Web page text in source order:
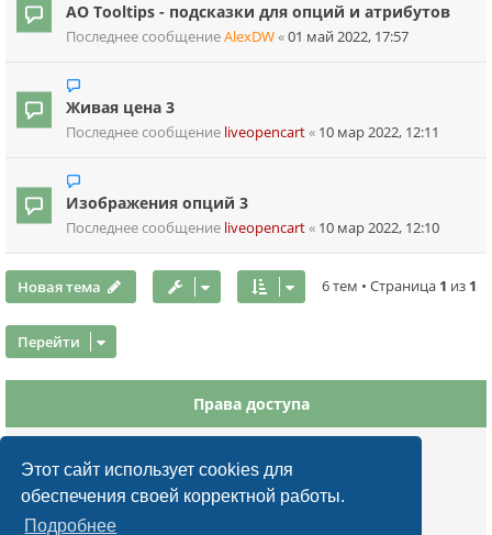
Этот сайт использует cookies для
обеспечения своей корректной работы.
Подробнее
AO Tooltips - подсказки для опций и атрибутов
Последнее сообщениеAlexDW«01 май 2022, 17:57
Живая цена 3
Последнее сообщение liveopencart« 10 мар 2022, 12:11
Изображения опций 3
Последнее сообщение liveopencart« 10 мар 2022, 12:10
Новая тема 6 тем • Страница 1 из 1
Перейти
Права доступа
Выне можетеотвечать на сообщения
Выне можетередактировать свои сообщения
Вы
не можете